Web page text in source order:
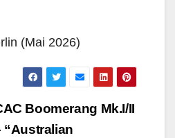
(Mai 2026)
Boomerang Mk.I/II
“Australian